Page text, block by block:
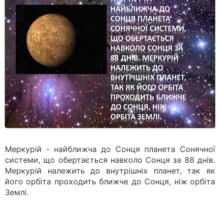
Меркурій - найближча до Сонця планета Сонячної
системи, що обертається навколо Сонця за 88 днів.
Меркурій належить до внутрішніх планет, так як
його орбіта проходить ближче до Сонця, ніж орбіта
Землі.